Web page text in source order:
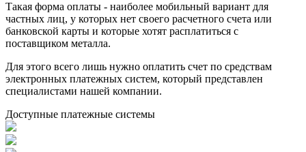
Такая форма оплаты - наиболее мобильный вариант для
частных лиц, у которых нет своего расчетного счета или
банковской карты и которые хотят расплатиться с
поставщиком металла.
Для этого всего лишь нужно оплатить счет по средствам
электронных платежных систем, который представлен
специалистами нашей компании.
Доступные платежные системы